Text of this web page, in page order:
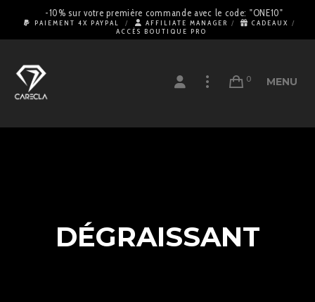
-10% sur votre première commande avec le code: "ONE10"
PAIEMENT 4X PAYPAL AFFILIATE MANAGER
CADEAUX
ACCÈS BOUTIQUE PRO
MENU
0
DÉGRAISSANT